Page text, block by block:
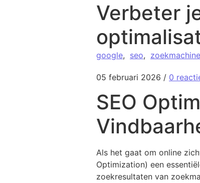
Verbeter
google, seo,
05 februari 2026 / 0
SEO
Als het gaat om online
Optimization) een
zoekresultaten van